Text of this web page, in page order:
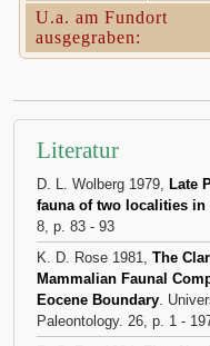
U.a. am Fundort
ausgegraben:
Literatur
D. L. Wolberg 1979, Late
fauna of two localities in
8, p. 83 - 93
K. D. Rose 1981, The
Mammalian Faunal
Eocene Boundary.
Paleontology. 26, p. 1 -